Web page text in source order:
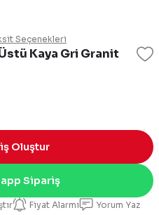
Kaya Gri Granit
Seçenekleri
Oluştur
Sipariş
Fiyat Alarmı Yorum Yaz